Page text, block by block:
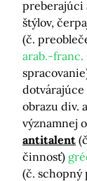
preberajúci
štýlov,
(č.
arab.-franc.
dotvárajúce
obrazu div.
významnej
antitalent
činnosť)
(č. schopný